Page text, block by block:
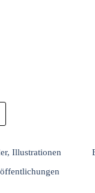
Illustrationen